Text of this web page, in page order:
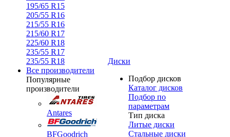
195/65 R15
205/55 R16
215/55 R16
215/60 R17
225/60 R18
235/55 R17
235/55 R18
Все производители
Популярные
производители
Antares
BFGoodrich
Диски
Подбор дисков
Каталог дисков
Подбор по
параметрам
Тип диска
Литые диски
Стальные диски